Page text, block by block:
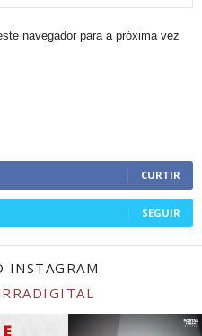
navegador para a próxima vez
CURTIR
SEGUIR
INSTAGRAM